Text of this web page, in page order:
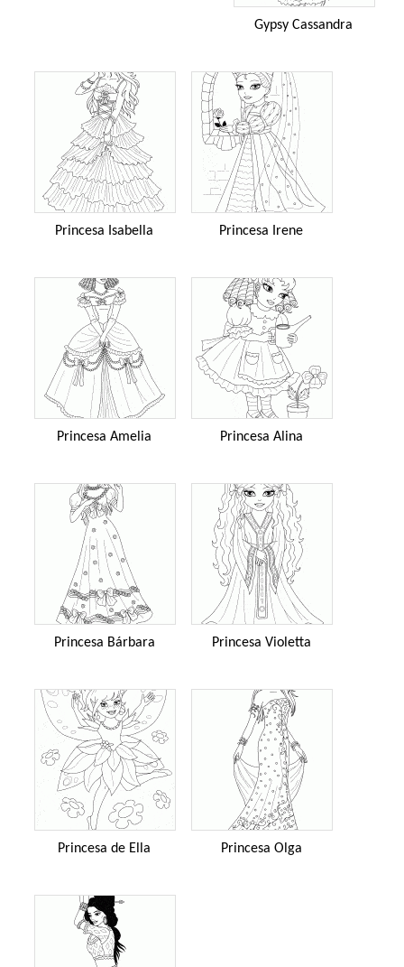
Gypsy Cassandra
Princesa Isabella Princesa Irene
Princesa Amelia Princesa Alina
Princesa Bárbara Princesa Violetta
Princesa de Ella Princesa Olga